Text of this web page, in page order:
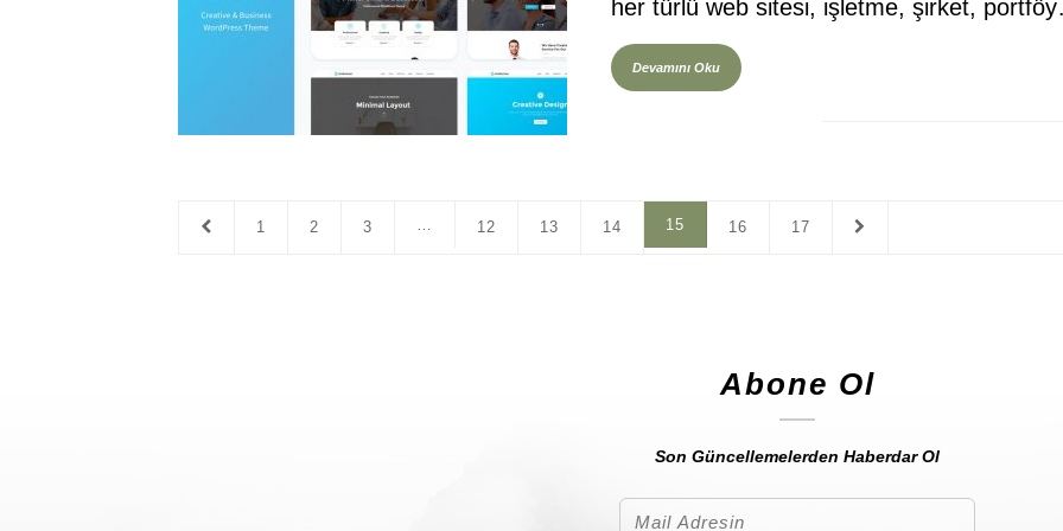
her türlü web sitesi, işletme, şirket,
Devamını Oku
1 2 3 … 12 13 14 15 16 17
Abone Ol
Son Güncellemelerden Haberdar Ol